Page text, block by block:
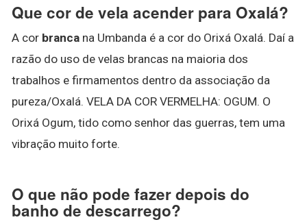
Que cor de vela acender para Oxalá?
A cor branca na Umbanda é a cor do Orixá Oxalá. Daí a
razão do uso de velas brancas na maioria dos
trabalhos e firmamentos dentro da associação da
pureza/Oxalá. VELA DA COR VERMELHA: OGUM. O
Orixá Ogum, tido como senhor das guerras, tem uma
vibração muito forte.
O que não pode fazer depois do
banho de descarrego?